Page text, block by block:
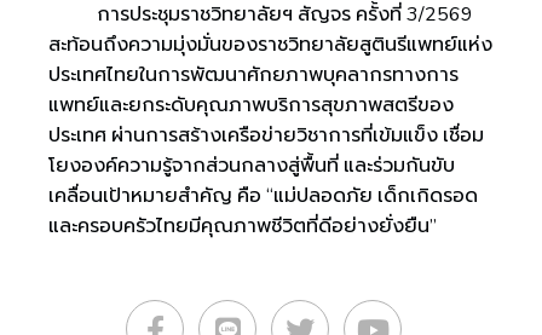
การประชุมราชวิทยาลัยฯ สัญจร ครั้งที่ 3/2569
สะท้อนถึงความมุ่งมั่นของราชวิทยาลัยสูตินรีแพทย์แห่ง
ประเทศไทยในการพัฒนาศักยภาพบุคลากรทางการ
แพทย์และยกระดับคุณภาพบริการสุขภาพสตรีของ
ประเทศ ผ่านการสร้างเครือข่ายวิชาการที่เข้มแข็ง เชื่อม
โยงองค์ความรู้จากส่วนกลางสู่พื้นที่ และร่วมกันขับ
เคลื่อนเป้าหมายสำคัญ คือ “แม่ปลอดภัย เด็กเกิดรอด
และครอบครัวไทยมีคุณภาพชีวิตที่ดีอย่างยั่งยืน”